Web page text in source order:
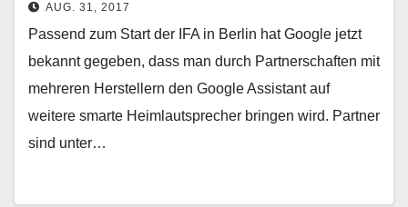
AUG. 31, 2017
Passend zum Start der IFA in Berlin hat Google jetzt
bekannt gegeben, dass man durch Partnerschaften mit
mehreren Herstellern den Google Assistant auf
weitere smarte Heimlautsprecher bringen wird. Partner
sind unter…